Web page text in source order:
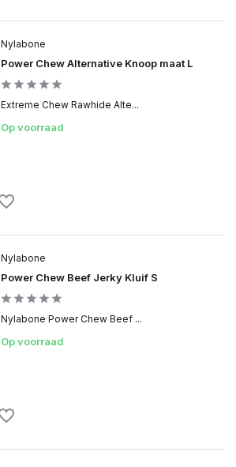
Nylabone
Power Chew Beef Jerky Kluif S
Nylabone Power Chew Beef ...
Op voorraad
Nylabone
Power Chew Alternative Knoop maat L
Extreme Chew Rawhide Alte...
Op voorraad